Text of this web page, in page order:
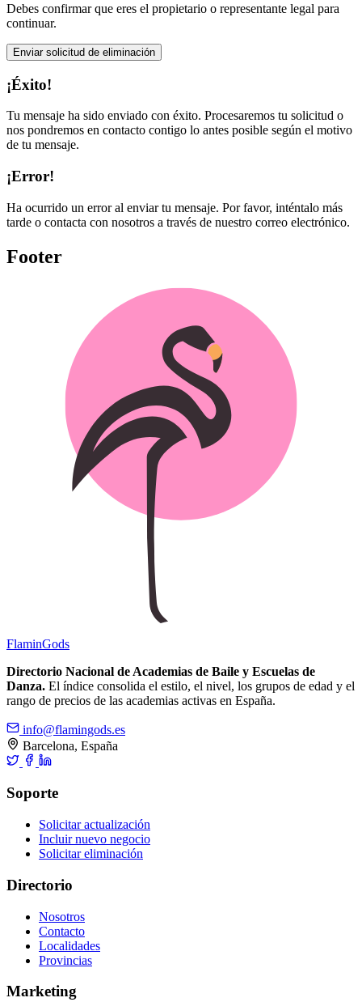
Debes confirmar que eres el propietario o representante legal para
continuar.
Enviar solicitud de eliminación
¡Éxito!
Tu mensaje ha sido enviado con éxito. Procesaremos tu solicitud o
nos pondremos en contacto contigo lo antes posible según el motivo
de tu mensaje.
¡Error!
Ha ocurrido un error al enviar tu mensaje. Por favor, inténtalo más
tarde o contacta con nosotros a través de nuestro correo electrónico.
Footer
FlaminGods
Directorio Nacional de Academias de Baile y Escuelas de
Danza. El índice consolida el estilo, el nivel, los grupos de edad y el
rango de precios de las academias activas en España.
info@flamingods.es
Barcelona, España
Soporte
Solicitar actualización
Incluir nuevo negocio
Solicitar eliminación
Directorio
Nosotros
Contacto
Localidades
Provincias
Marketing